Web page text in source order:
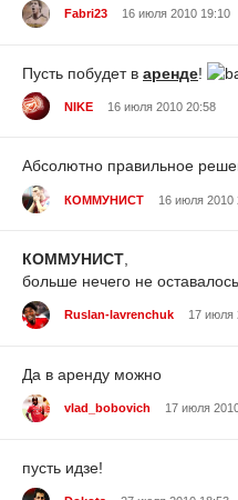
Fabri23 16 июля 2010 19:10
Пусть побудет в аренде!
NIKE 16 июля 2010 20:58
Абсолютно правильное
КОММУНИСТ 16 июля 2010
КОММУНИСТ
больше нечего не
Ruslan-lavrenchuk 17 июля
Да в аренду можно
vlad_bobovich 17 июля
пусть идзе!